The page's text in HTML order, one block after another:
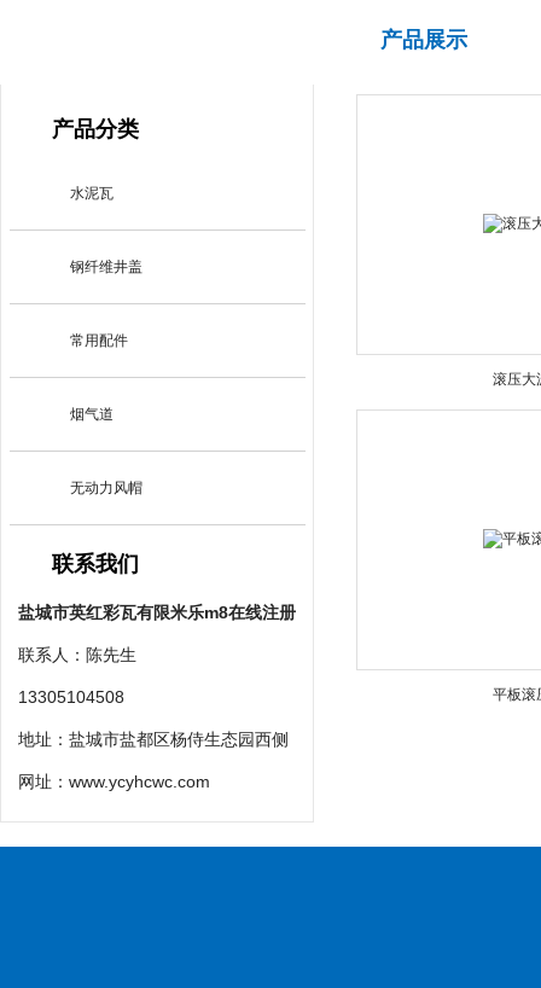
产品分类
水泥瓦
钢纤维井盖
常用配件
烟气道
无动力风帽
联系我们
盐城市英红彩瓦有限米乐m8在线注册
联系人：陈先生
13305104508
地址：盐城市盐都区杨侍生态园西侧
网址： www.ycyhcwc.com
产品展示
滚压大
平板滚